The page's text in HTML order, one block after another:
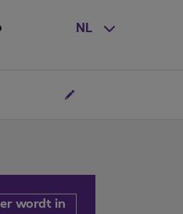
NL
wordt in